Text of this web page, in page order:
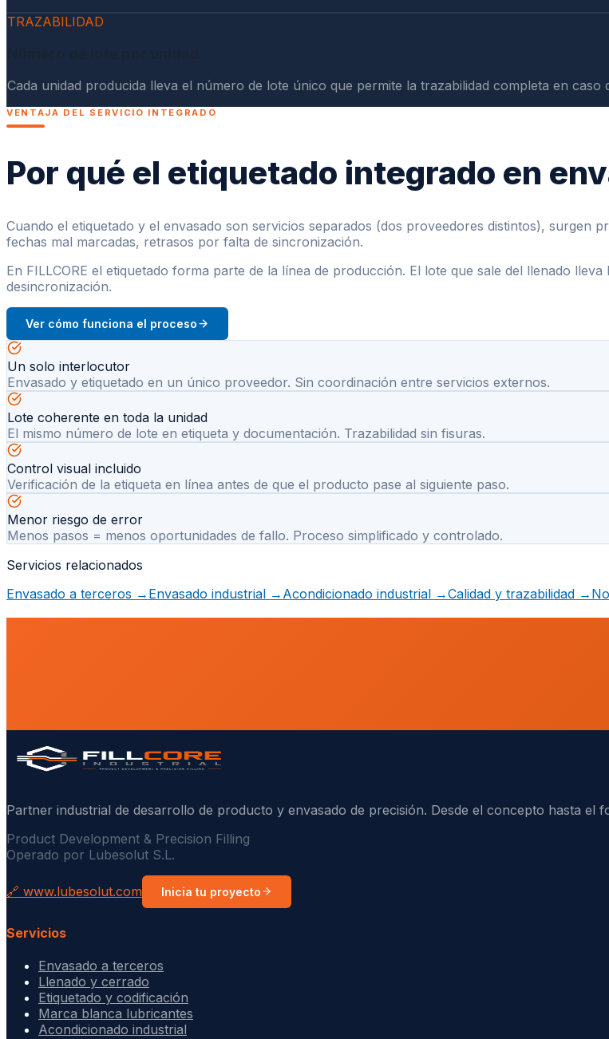
TRAZABILIDAD
Cada unidad producida lleva el número de lote único que permite la trazabilidad completa en
VENTAJA DEL SERVICIO INTEGRADO
Por qué el etiquetado integrado en
Cuando el etiquetado y el envasado son servicios separados (dos proveedores distintos), surgen
fechas mal marcadas, retrasos por falta de sincronización.
En FILLCORE el etiquetado forma parte de la línea de producción. El lote que sale del llenado
desincronización.
Ver cómo funciona el proceso
Un solo interlocutor
Envasado y etiquetado en un único proveedor. Sin coordinación entre servicios externos.
Lote coherente en toda la unidad
El mismo número de lote en etiqueta y documentación. Trazabilidad sin fisuras.
Control visual incluido
Verificación de la etiqueta en línea antes de que el producto pase al siguiente paso.
Menor riesgo de error
Menos pasos = menos oportunidades de fallo. Proceso simplificado y controlado.
Servicios relacionados
Envasado a terceros → Envasado industrial → Acondicionado industrial →Calidad y trazabilidad →
Partner industrial de desarrollo de producto y envasado de precisión. Desde el concepto hasta el
Product Development & Precision Filling
Operado por Lubesolut S.L.
🔗 www.lubesolut.com Inicia tu proyecto
Servicios
Envasado a terceros
Llenado y cerrado
Etiquetado y codificación
Marca blanca lubricantes
Acondicionado industrial